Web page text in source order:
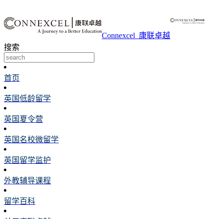
Connexcel_康联卓越
搜索
首页
英国低龄留学
英国夏令营
英国名校微留学
英国留学监护
外教辅导课程
留学百科